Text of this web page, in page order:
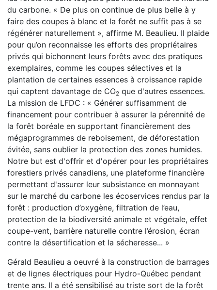
du carbone. « De plus on continue de plus belle à y
faire des coupes à blanc et la forêt ne suffit pas à se
régénérer naturellement », affirme M. Beaulieu. Il plaide
pour qu’on reconnaisse les efforts des propriétaires
privés qui bichonnent leurs forêts avec des pratiques
exemplaires, comme les coupes sélectives et la
plantation de certaines essences à croissance rapide
qui captent davantage de CO2 que d'autres essences.
La mission de LFDC : « Générer suffisamment de
financement pour contribuer à assurer la pérennité de
la forêt boréale en supportant financièrement des
mégaprogrammes de reboisement, de déforestation
évitée, sans oublier la protection des zones humides.
Notre but est d'offrir et d'opérer pour les propriétaires
forestiers privés canadiens, une plateforme financière
permettant d'assurer leur subsistance en monnayant
sur le marché du carbone les écoservices rendus par la
forêt : production d’oxygène, filtration de l’eau,
protection de la biodiversité animale et végétale, effet
coupe-vent, barrière naturelle contre l’érosion, écran
contre la désertification et la sécheresse... »
Gérald Beaulieu a oeuvré à la construction de barrages
et de lignes électriques pour Hydro-Québec pendant
trente ans. Il a été sensibilisé au triste sort de la forêt